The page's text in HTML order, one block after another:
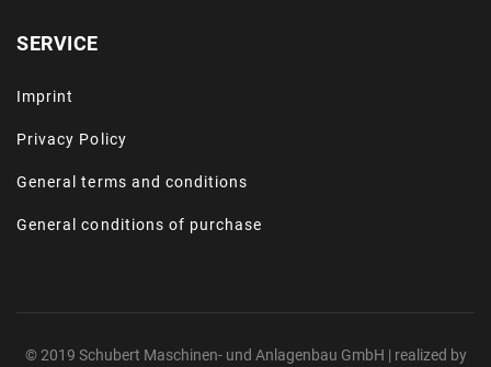
SERVICE
Imprint
Privacy Policy
General terms and conditions
General conditions of purchase
© 2019 Schubert Maschinen- und Anlagenbau GmbH | realized by